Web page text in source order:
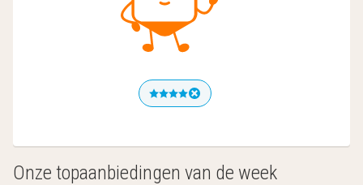
Onze topaanbiedingen van de week